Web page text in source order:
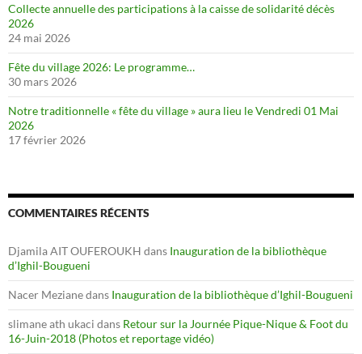
Collecte annuelle des participations à la caisse de solidarité décès
2026
24 mai 2026
Fête du village 2026: Le programme…
30 mars 2026
Notre traditionnelle « fête du village » aura lieu le Vendredi 01 Mai
2026
17 février 2026
COMMENTAIRES RÉCENTS
Djamila AIT OUFEROUKH dans Inauguration de la bibliothèque
d’Ighil-Bougueni
Nacer Mezianedans Inauguration de la bibliothèque d’Ighil-Bougueni
slimane ath ukaci dans Retour sur la Journée Pique-Nique & Foot du
16-Juin-2018 (Photos et reportage vidéo)